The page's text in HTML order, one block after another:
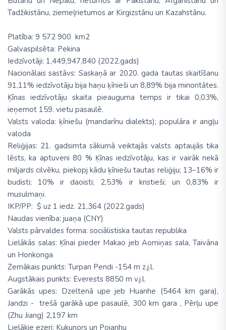
Tadžikistānu, ziemeļrietumos ar Kirgizstānu un Kazahstānu.
Platība: 9 572 900 km2
Galvaspilsēta: Pekina
Iedzīvotāji: 1,449,947,840 (2022.gads)
Nacionālais sastāvs: Saskaņā ar 2020. gada tautas skaitīšanu
91,11% iedzīvotāju bija haņu ķīnieši un 8,89% bija minoritātes.
Ķīnas iedzīvotāju skaita pieauguma temps ir tikai 0,03%,
ieņemot 159. vietu pasaulē.
Valsts valoda: ķīniešu (mandarīnu dialekts); populāra ir angļu
valoda
Reliģijas: 21. gadsimta sākumā veiktajās valsts aptaujās tika
lēsts, ka aptuveni 80 % Ķīnas iedzīvotāju, kas ir vairāk nekā
miljards cilvēku, piekopj kādu ķīniešu tautas reliģiju; 13–16% ir
budisti; 10% ir daoisti; 2,53% ir kristieši; un 0,83% ir
musulmaņi.
IKP/PP: $ uz 1 iedz. 21,364 (2022.gads)
Naudas vienība: juaņa (CNY)
Valsts pārvaldes forma: sociālistiska tautas republika
Lielākās salas: Ķīnai pieder Makao jeb Aomiņas sala, Taivāna
un Honkonga
Zemākais punkts: Turpan Pendi -154 m z.j.l.
Augstākais punkts: Everests 8850 m v.j.l.
Garākās upes: Dzeltenā upe jeb Huanhe (5464 km gara),
Jandzi - trešā garākā upe pasaulē, 300 km gara , Pērļu upe
(Zhu Jiang) 2,197 km
Lielākie ezeri: Kukunors un Pojanhu